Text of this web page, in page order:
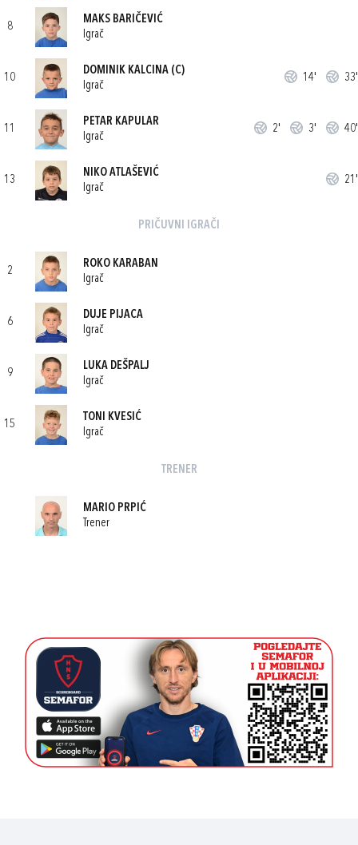
8
MAKS BARIČEVIĆ
Igrač
10
DOMINIK KALCINA (C)
Igrač
14' 33'
11
PETAR KAPULAR
Igrač
2' 3' 40'
13
NIKO ATLAŠEVIĆ
Igrač
21'
PRIČUVNI IGRAČI
2
ROKO KARABAN
Igrač
6
DUJE PIJACA
Igrač
9
LUKA DEŠPALJ
Igrač
15
TONI KVESIĆ
Igrač
TRENER
MARIO PRPIĆ
Trener